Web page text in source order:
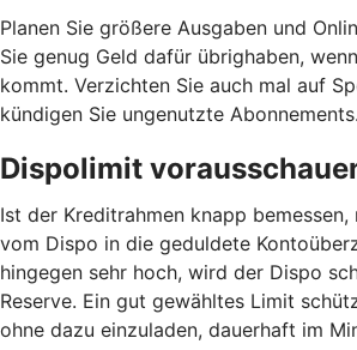
Planen Sie größere Ausgaben und
Sie genug Geld dafür übrighaben,
kommt. Verzichten Sie auch mal auf
kündigen Sie ungenutzte Abonnements.
Dispolimit
Ist der Kreditrahmen knapp
vom Dispo in die geduldete
hingegen sehr hoch, wird der Dispo
Reserve. Ein gut gewähltes Limit
ohne dazu einzuladen, dauerhaft im